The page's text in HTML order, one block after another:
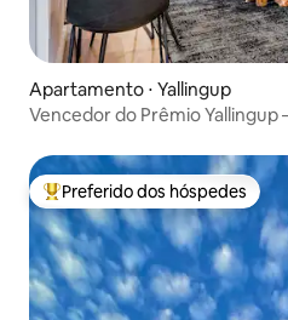
Apartamento ⋅ Yallingup
Vencedor do Prêmio Yallingup
Entre os melhores preferidos
Preferido dos hóspedes